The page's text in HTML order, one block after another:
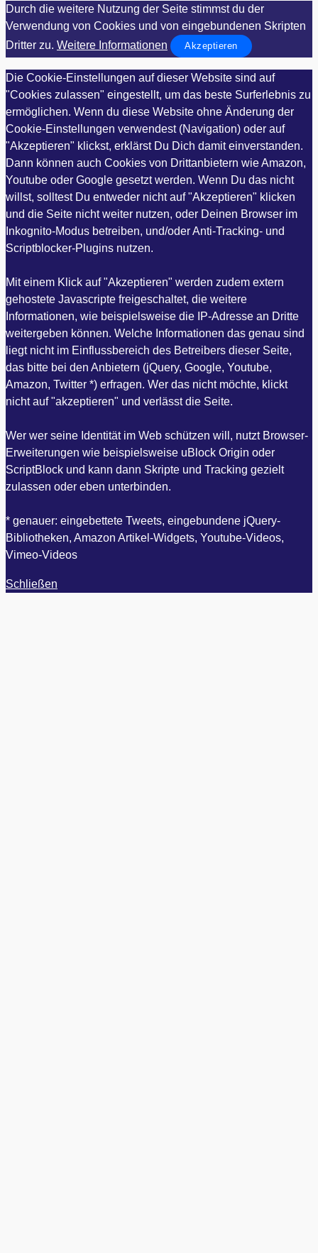
Durch die weitere Nutzung der Seite stimmst du der
Verwendung von Cookies und von eingebundenen Skripten
Dritter zu. Weitere Informationen Akzeptieren
Die Cookie-Einstellungen auf dieser Website sind auf
"Cookies zulassen" eingestellt, um das beste Surferlebnis zu
ermöglichen. Wenn du diese Website ohne Änderung der
Cookie-Einstellungen verwendest (Navigation) oder auf
"Akzeptieren" klickst, erklärst Du Dich damit einverstanden.
Dann können auch Cookies von Drittanbietern wie Amazon,
Youtube oder Google gesetzt werden. Wenn Du das nicht
willst, solltest Du entweder nicht auf "Akzeptieren" klicken
und die Seite nicht weiter nutzen, oder Deinen Browser im
Inkognito-Modus betreiben, und/oder Anti-Tracking- und
Scriptblocker-Plugins nutzen.
Mit einem Klick auf "Akzeptieren" werden zudem extern
gehostete Javascripte freigeschaltet, die weitere
Informationen, wie beispielsweise die IP-Adresse an Dritte
weitergeben können. Welche Informationen das genau sind
liegt nicht im Einflussbereich des Betreibers dieser Seite,
das bitte bei den Anbietern (jQuery, Google, Youtube,
Amazon, Twitter *) erfragen. Wer das nicht möchte, klickt
nicht auf "akzeptieren" und verlässt die Seite.
Wer wer seine Identität im Web schützen will, nutzt Browser-
Erweiterungen wie beispielsweise uBlock Origin oder
ScriptBlock und kann dann Skripte und Tracking gezielt
zulassen oder eben unterbinden.
* genauer: eingebettete Tweets, eingebundene jQuery-
Bibliotheken, Amazon Artikel-Widgets, Youtube-Videos,
Vimeo-Videos
Schließen